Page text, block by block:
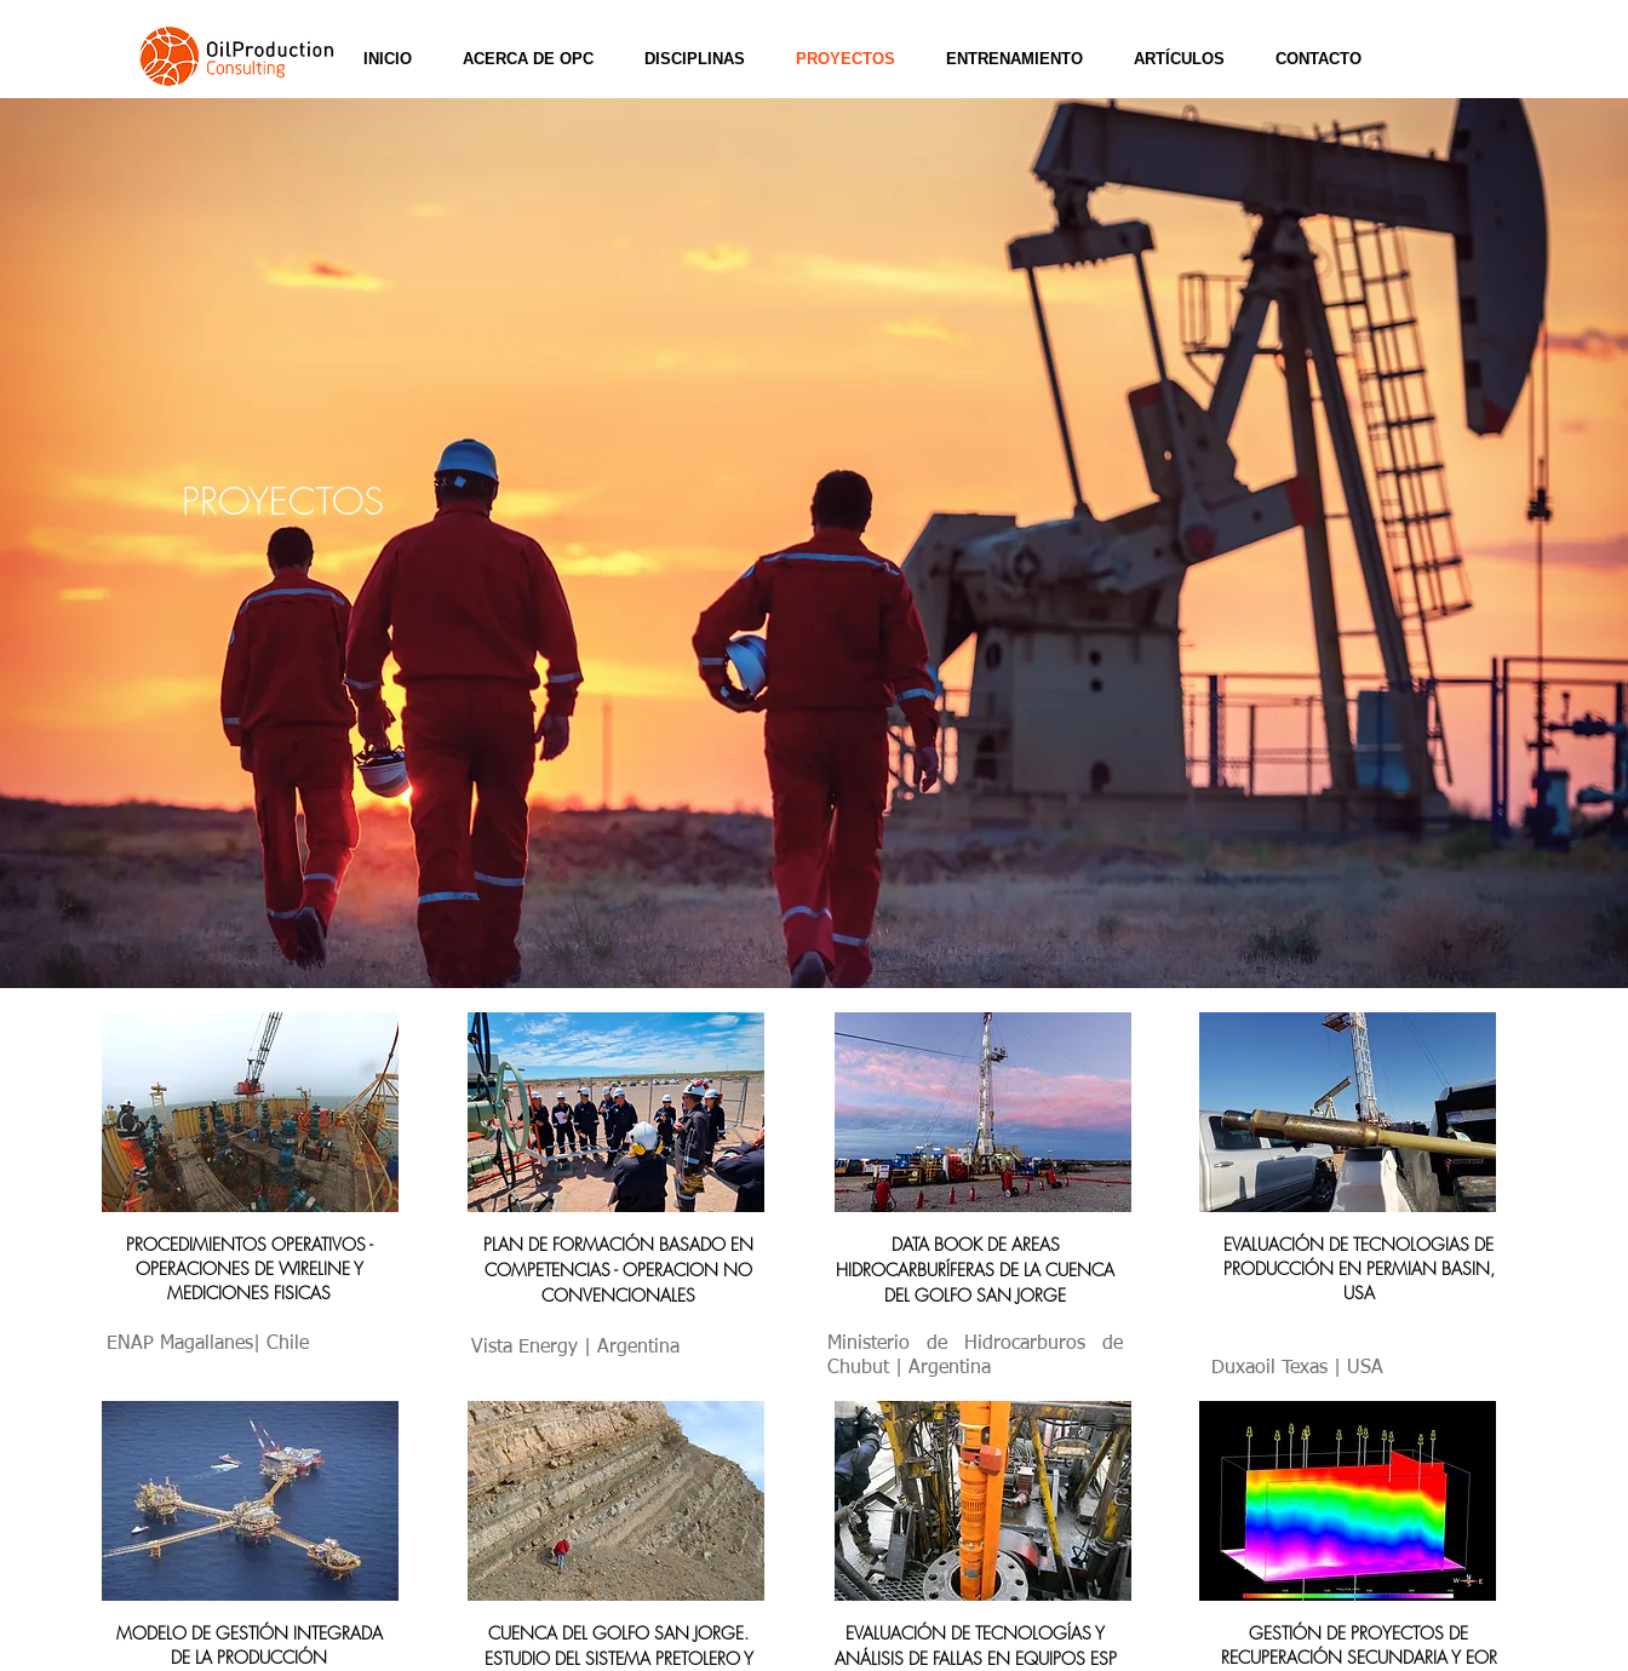
INICIO ACERCA DE OPC DISCIPLINAS PROYECTOS ENTRENAMIENTO ARTÍCULOS CONTACTO
PROYECTOS
PROCEDIMIENTOS OPERATIVOS -
OPERACIONES DE WIRELINE Y
MEDICIONES FISICAS
ENAP Magallanes| Chile
PLAN DE FORMACIÓN BASADO EN
COMPETENCIAS - OPERACION NO
CONVENCIONALES
Vista Energy | Argentina
DATA BOOK DE AREAS
HIDROCARBURÍFERAS DE LA CUENCA
DEL GOLFO SAN JORGE
Ministerio de Hidrocarburos de
Chubut |
Argentina
EVALUACIÓN DE TECNOLOGIAS DE
PRODUCCIÓN EN PERMIAN BASIN,
USA
Duxaoil Texas | USA
MODELO DE GESTIÓN INTEGRADA
DE LA PRODUCCIÓN
CUENCA DEL GOLFO SAN JORGE.
ESTUDIO DEL SISTEMA PRETOLERO Y
EVALUACIÓN DE TECNOLOGÍAS Y
ANÁLISIS DE FALLAS EN EQUIPOS ESP
GESTIÓN DE PROYECTOS DE
RECUPERACIÓN SECUNDARIA Y EOR